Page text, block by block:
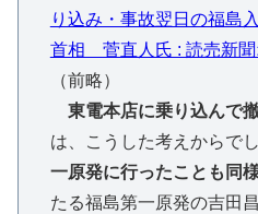
り込み・事故翌日の福島
首相 菅直人氏 : 読売新聞
（前略）
東電本店に乗り込んで
は、こうした考えからでし
一原発に行ったことも同
たる福島第一原発の吉田